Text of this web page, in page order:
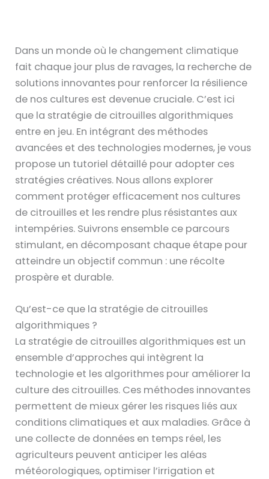
Dans un monde où le changement climatique
fait chaque jour plus de ravages, la recherche de
solutions innovantes pour renforcer la résilience
de nos cultures est devenue cruciale. C’est ici
que la stratégie de citrouilles algorithmiques
entre en jeu. En intégrant des méthodes
avancées et des technologies modernes, je vous
propose un tutoriel détaillé pour adopter ces
stratégies créatives. Nous allons explorer
comment protéger efficacement nos cultures
de citrouilles et les rendre plus résistantes aux
intempéries. Suivrons ensemble ce parcours
stimulant, en décomposant chaque étape pour
atteindre un objectif commun : une récolte
prospère et durable.
Qu’est-ce que la stratégie de citrouilles
algorithmiques ?
La stratégie de citrouilles algorithmiques est un
ensemble d’approches qui intègrent la
technologie et les algorithmes pour améliorer la
culture des citrouilles. Ces méthodes innovantes
permettent de mieux gérer les risques liés aux
conditions climatiques et aux maladies. Grâce à
une collecte de données en temps réel, les
agriculteurs peuvent anticiper les aléas
météorologiques, optimiser l’irrigation et